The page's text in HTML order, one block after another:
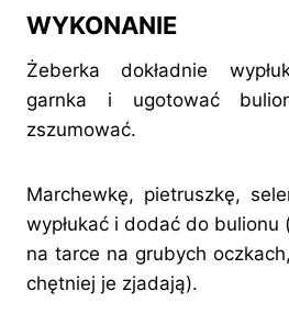
WYKONANIE
Żeberka dokładnie
garnka i ugotować
zszumować.
Marchewkę, pietruszkę,
wypłukać i dodać do bulionu
na tarce na grubych
chętniej je zjadają).